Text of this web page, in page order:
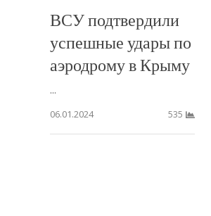
ВСУ подтвердили
успешные удары по
аэродрому в Крыму
...
06.01.2024
535